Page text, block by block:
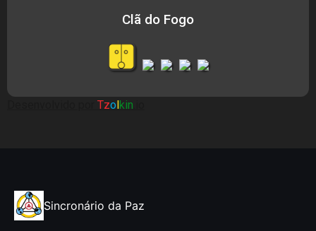
Clã do Fogo
Tzo kin
Sincronário da Paz